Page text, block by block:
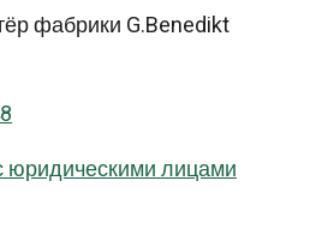
фабрики G.Benedikt
юридическими лицами